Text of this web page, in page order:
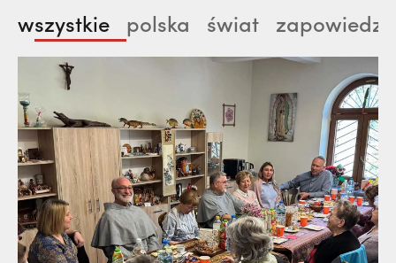
Asyżu jako pieśń, którą nieustannie
wyśpiewuje człowiekowi każdego czasu.
Nie zabraknie też wątków historycznych…
wszystkie polska świat zapowiedzi